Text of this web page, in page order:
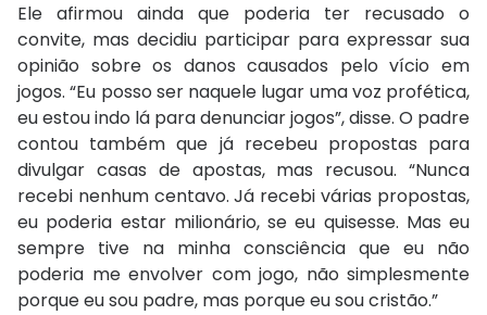
Ele afirmou ainda que poderia ter recusado o
convite, mas decidiu participar para expressar sua
opinião sobre os danos causados pelo vício em
jogos. “Eu posso ser naquele lugar uma voz profética,
eu estou indo lá para denunciar jogos”, disse. O padre
contou também que já recebeu propostas para
divulgar casas de apostas, mas recusou. “Nunca
recebi nenhum centavo. Já recebi várias propostas,
eu poderia estar milionário, se eu quisesse. Mas eu
sempre tive na minha consciência que eu não
poderia me envolver com jogo, não simplesmente
porque eu sou padre, mas porque eu sou cristão.”